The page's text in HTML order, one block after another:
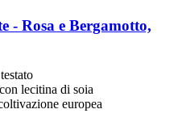
-​ Rosa e Bergamotto,
lecitina di soia
europea